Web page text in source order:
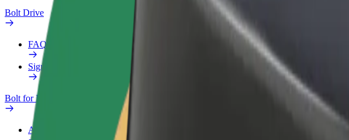
Bolt Drive
FAQ
Signaler un véhicule
Bolt for Business
Avantages